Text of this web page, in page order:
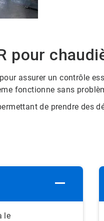
pour
assurer un contrôle
fonctionne sans
de prendre des
le